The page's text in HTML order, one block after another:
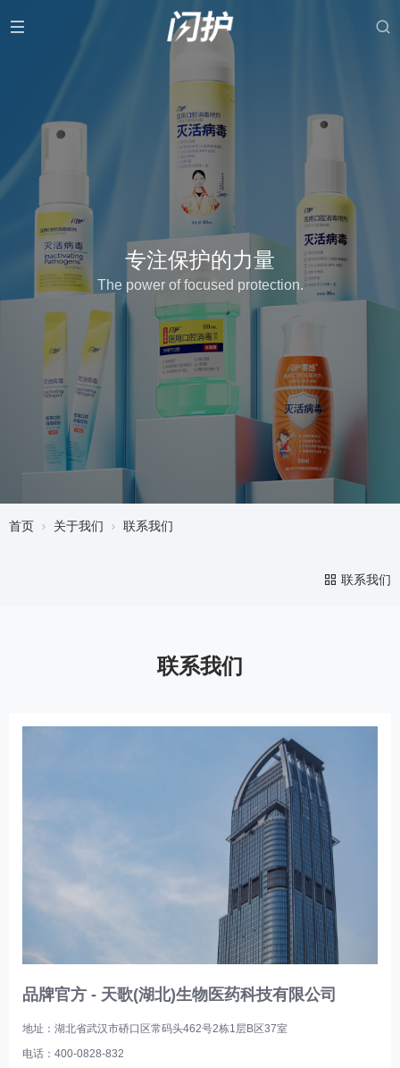
专注保护的力量
The power of focused protection.
首页 关于我们 联系我们
联系我们
联系我们
品牌官方 - 天歌(湖北)生物医药科技有限公司
地址：湖北省武汉市硚口区常码头462号2栋1层B区37室
电话：400-0828-832